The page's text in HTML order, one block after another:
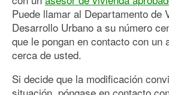
Puede llamar al Departamento de
Desarrollo Urbano a su número
que le pongan en contacto con un
cerca de usted.
Si decide que la modificación